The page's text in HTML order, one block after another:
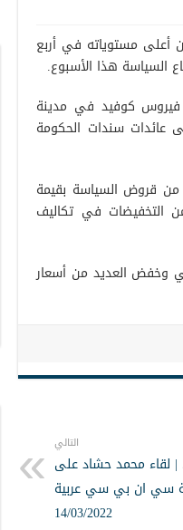
أكثر من أعلى مستوياته في أربع
السياسة هذا الأسبوع.
فيروس كوفيد في مدينة
عائدات سندات الحكومة
من قروض السياسة بقيمة
من التخفيضات في تكاليف
وخفض العديد من أسعار
التالي
| لقاء محمد حشاد على
سي ان بي سي عربية
14/03/2022